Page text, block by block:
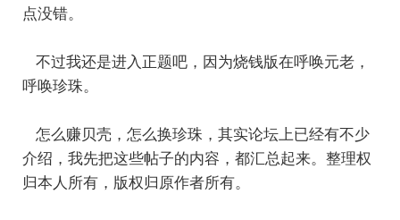
点没错。
不过我还是进入正题吧，因为烧钱版在呼唤元老，
呼唤珍珠。
怎么赚贝壳，怎么换珍珠，其实论坛上已经有不少
介绍，我先把这些帖子的内容，都汇总起来。整理权
归本人所有，版权归原作者所有。